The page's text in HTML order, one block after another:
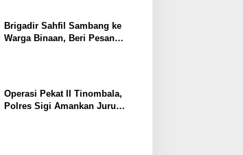
Brigadir Sahfil Sambang ke
Warga Binaan, Beri Pesan
Operasi Pekat II Tinombala,
Polres Sigi Amankan Juru